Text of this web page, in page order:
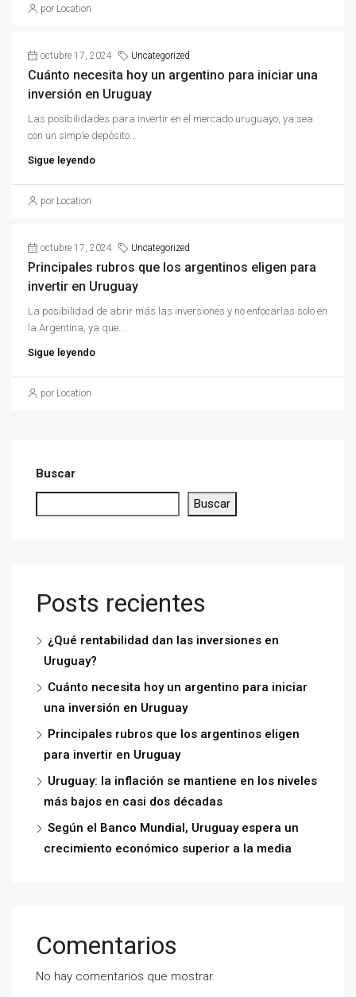
por Location
octubre 17, 2024 Uncategorized
Cuánto necesita hoy un argentino para iniciar una
inversión en Uruguay
Las posibilidades para invertir en el mercado uruguayo, ya sea
con un simple depósito...
Sigue leyendo
por Location
octubre 17, 2024 Uncategorized
Principales rubros que los argentinos eligen para
invertir en Uruguay
La posibilidad de abrir más las inversiones y no enfocarlas solo en
la Argentina, ya que...
Sigue leyendo
por Location
Buscar
Buscar
Posts recientes
¿Qué rentabilidad dan las inversiones en
Uruguay?
Cuánto necesita hoy un argentino para iniciar
una inversión en Uruguay
Principales rubros que los argentinos eligen
para invertir en Uruguay
Uruguay: la inflación se mantiene en los niveles
más bajos en casi dos décadas
Según el Banco Mundial, Uruguay espera un
crecimiento económico superior a la media
Comentarios
No hay comentarios que mostrar.